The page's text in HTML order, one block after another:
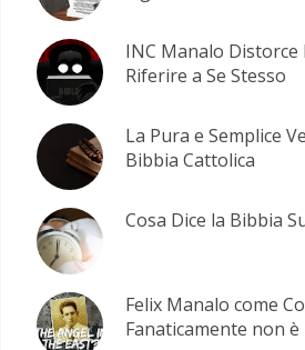
INC Manalo
Riferire a Se Stesso
La Pura e Semplice
Bibbia Cattolica
Cosa Dice la Bibbia
Felix Manalo come
Fanaticamente non è